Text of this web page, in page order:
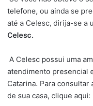
telefone, ou ainda se
até a Celesc, dirija-se a
Celesc.
A Celesc possui uma
atendimento presencial
Catarina. Para consultar
de sua casa, clique aqui: